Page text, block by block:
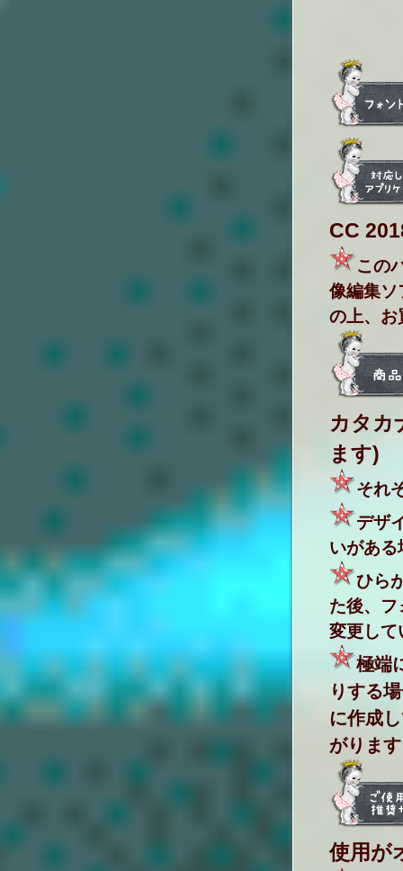
CC
この
像編集ソ
の上、お
カタカ
ます)
それ
デザ
いがある
ひら
た後、フ
変更して
極端
りする
に作成
がりま
使用が